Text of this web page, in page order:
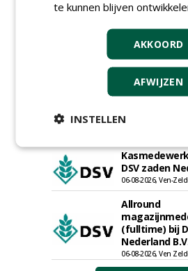
regio Zuid
Boomrooier /
ETW bij
04-05-2026
Chauffeur
zaden
DSV zaden
06-08-2026, Ven-
Allround
(fulltime) bij
Nederland
06-08-2026, Ven
te kunnen blijven
AKKOORD
AFWIJZEN
INSTELLEN